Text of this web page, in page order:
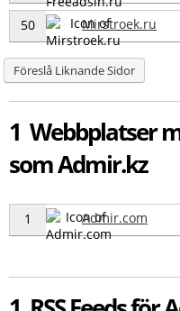
50 Mirstroek.ru
Föreslå Liknande Sidor
1 Webbplatser
som Admir.kz
1 Admir.com